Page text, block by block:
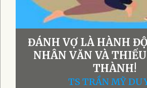
ĐÁNH VỢ LÀ HÀNH
NHÂN VĂN VÀ
THÀNH!
TS TRẦN MỸ